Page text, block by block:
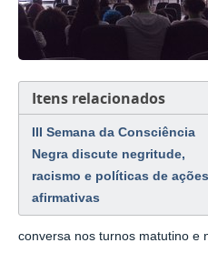
Itens relacionados
III Semana da Consciência
Negra discute negritude,
racismo e políticas de ações
afirmativas
conversa nos turnos matutino e